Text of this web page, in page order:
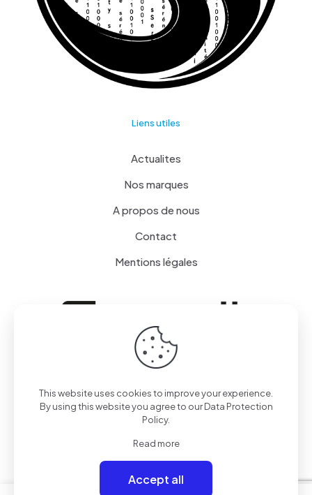
Liens utiles
Actualites
Nos marques
A propos de nous
Contact
Mentions légales
© 2024 sSerenity Dentaire parsSerenity Dentaire| Tous
This website uses cookies to improve your experience.
By using this website you agree to ourData Protection
Policy.
Read more
Accept all